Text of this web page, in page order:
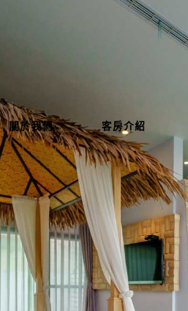
關於我們 客房介紹